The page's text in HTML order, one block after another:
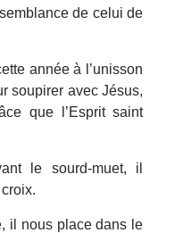
de celui de
année à l’unisson
soupirer avec Jésus,
que l’Esprit saint
le sourd-muet, il
il nous place dans le